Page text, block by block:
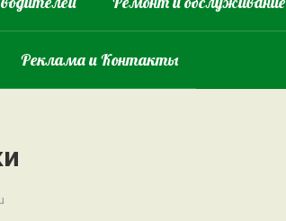
Реклама и Контакты